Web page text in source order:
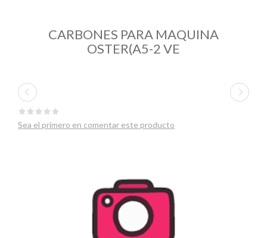
CARBONES PARA MAQUINA
OSTER(A5-2 VE
Sea el primero en comentar este producto